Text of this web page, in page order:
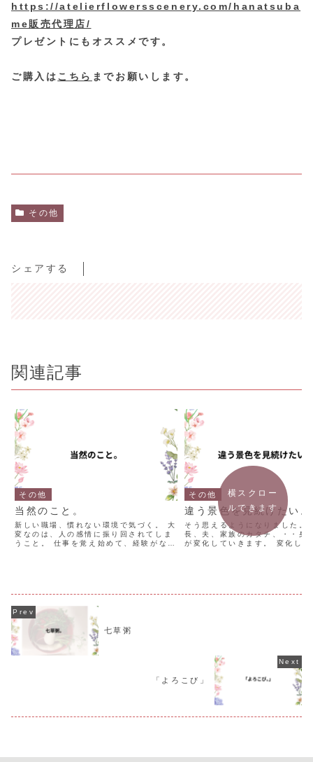
https://atelierflowersscenery.com/hanatsuba
me販売代理店/
プレゼントにもオススメです。
ご購入はこちら までお願いします。
その他
シェアする
関連記事
その他
当然のこと。
新しい職場、慣れない環境で気づく。 大
変なのは、人の感情に振り回されてしま
うこと。 仕事を覚え始めて、経験がな
その他
違う景色を見続けたい。
そう思えるようになりました。
長、夫、家族のカタチ、・・身
が変化していきます。 変化して
横スクロー
ルできます
七草粥
「よろこび」